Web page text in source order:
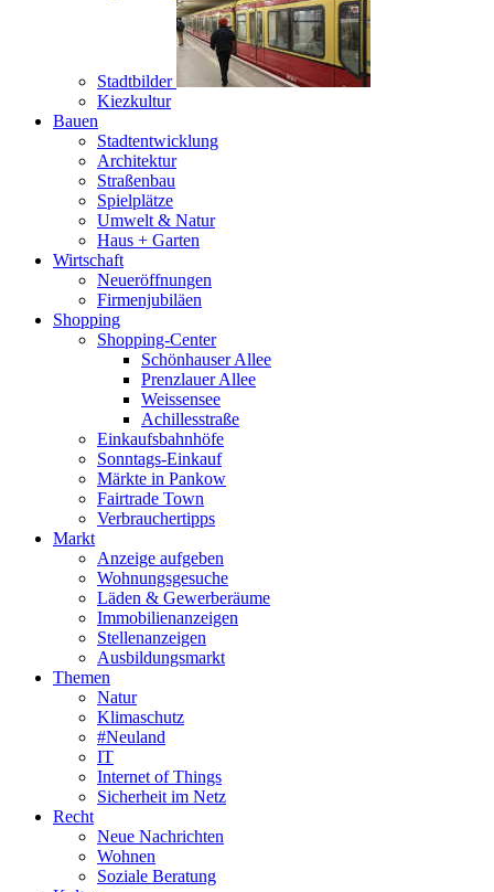
Stadtbilder
Kiezkultur
Bauen
Stadtentwicklung
Architektur
Straßenbau
Spielplätze
Umwelt & Natur
Haus + Garten
Wirtschaft
Neueröffnungen
Firmenjubiläen
Shopping
Shopping-Center
Schönhauser Allee
Prenzlauer Allee
Weissensee
Achillesstraße
Einkaufsbahnhöfe
Sonntags-Einkauf
Märkte in Pankow
Fairtrade Town
Verbrauchertipps
Markt
Anzeige aufgeben
Wohnungsgesuche
Läden & Gewerberäume
Immobilienanzeigen
Stellenanzeigen
Ausbildungsmarkt
Themen
Natur
Klimaschutz
#Neuland
IT
Internet of Things
Sicherheit im Netz
Recht
Neue Nachrichten
Wohnen
Soziale Beratung